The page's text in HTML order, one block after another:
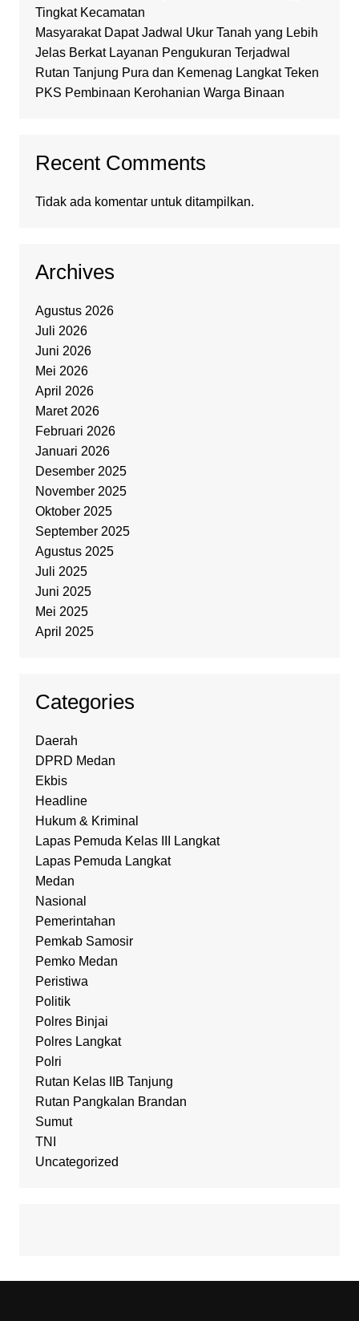
Tingkat Kecamatan
Masyarakat Dapat Jadwal Ukur Tanah yang Lebih
Jelas Berkat Layanan Pengukuran Terjadwal
Rutan Tanjung Pura dan Kemenag Langkat Teken
PKS Pembinaan Kerohanian Warga Binaan
Recent Comments
Tidak ada komentar untuk ditampilkan.
Archives
Agustus 2026
Juli 2026
Juni 2026
Mei 2026
April 2026
Maret 2026
Februari 2026
Januari 2026
Desember 2025
November 2025
Oktober 2025
September 2025
Agustus 2025
Juli 2025
Juni 2025
Mei 2025
April 2025
Categories
Daerah
DPRD Medan
Ekbis
Headline
Hukum & Kriminal
Lapas Pemuda Kelas III Langkat
Lapas Pemuda Langkat
Medan
Nasional
Pemerintahan
Pemkab Samosir
Pemko Medan
Peristiwa
Politik
Polres Binjai
Polres Langkat
Polri
Rutan Kelas IIB Tanjung
Rutan Pangkalan Brandan
Sumut
TNI
Uncategorized